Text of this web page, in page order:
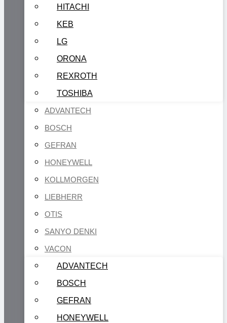
HITACHI
KEB
LG
ORONA
REXROTH
TOSHIBA
ADVANTECH
BOSCH
GEFRAN
HONEYWELL
KOLLMORGEN
LIEBHERR
OTIS
SANYO DENKI
VACON
ADVANTECH
BOSCH
GEFRAN
HONEYWELL